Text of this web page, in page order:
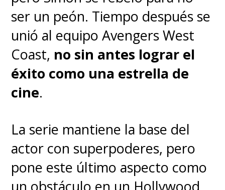
comprometidos con su
trabajo".
"Teníamos más de 650 personas
en el set cada día. Todos
capacidad y era un juego de
resistencia.Siento un gran
orgullo y respeto por todos los
que participaron en esto. Fue
ser un peón. Tiempo después se
unió al equipo Avengers West
Coast, no sin antes lograr el
éxito como una estrella de
cine.
La serie mantiene la base del
actor con superpoderes, pero
pone este último aspecto como